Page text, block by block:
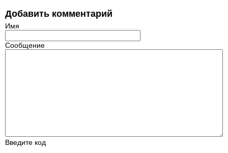
Добавить комментарий
Имя
Сообщение
Введите код